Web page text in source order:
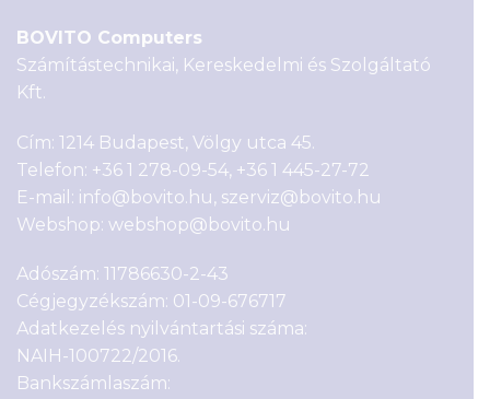
BOVITO Computers
Számítástechnikai, Kereskedelmi és Szolgáltató
Kft.
Cím: 1214 Budapest, Völgy utca 45.
Telefon: +36 1 278-09-54, +36 1 445-27-72
E-mail: info@bovito.hu, szerviz@bovito.hu
Webshop: webshop@bovito.hu
Adószám: 11786630-2-43
Cégjegyzékszám: 01-09-676717
Adatkezelés nyilvántartási száma:
NAIH-100722/2016.
Bankszámlaszám: